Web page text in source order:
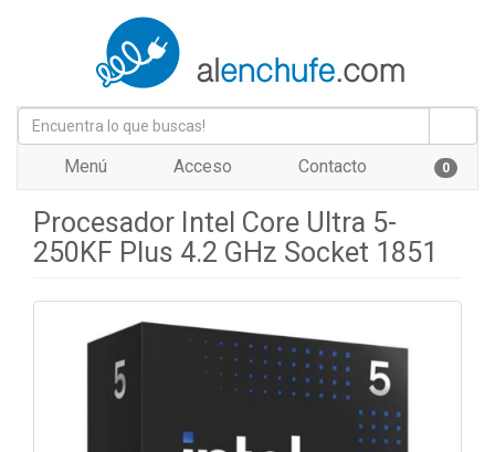
Menú Acceso Contacto 0
Procesador Intel Core Ultra 5-
250KF Plus 4.2 GHz Socket 1851